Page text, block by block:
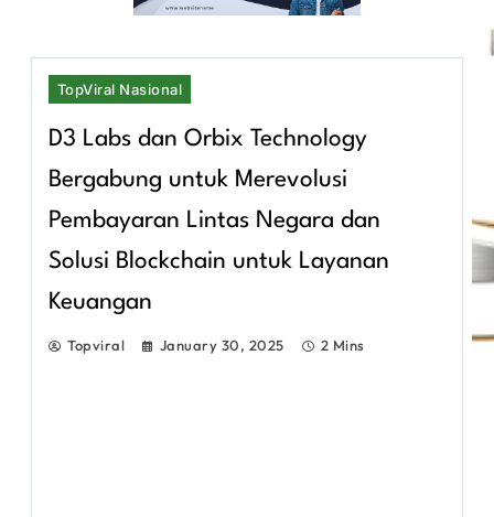
TopViral Nasional
D3 Labs dan Orbix Technology
Bergabung untuk Merevolusi
Pembayaran Lintas Negara dan
Solusi Blockchain untuk Layanan
Keuangan
Topviral January 30, 2025 2 Mins